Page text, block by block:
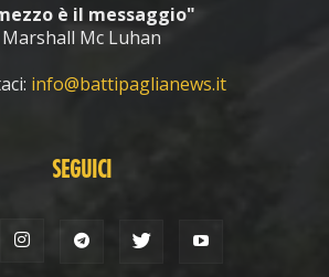
è il messaggio"
Marshall Mc Luhan
info@battipaglianews.it
SEGUICI